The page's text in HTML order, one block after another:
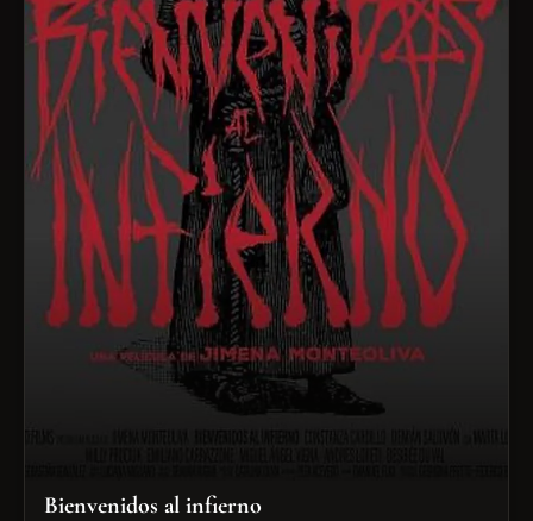
Bienvenidos al infierno